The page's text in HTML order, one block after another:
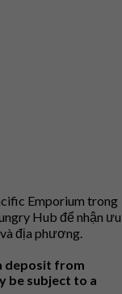
Emporium trong
Hub để nhận ưu
địa phương.
deposit from
be subject to a